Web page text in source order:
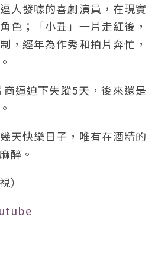
人發噱的喜劇演員，在現實
色；「小丑」一片走紅後，
，經年為作秀和拍片奔忙，
逼迫下失蹤5天，後來還是
天快樂日子，唯有在酒精的
醉。
）